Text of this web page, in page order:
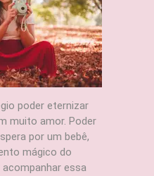
poder eternizar
muito amor. Poder
por um bebê,
mágico do
essa